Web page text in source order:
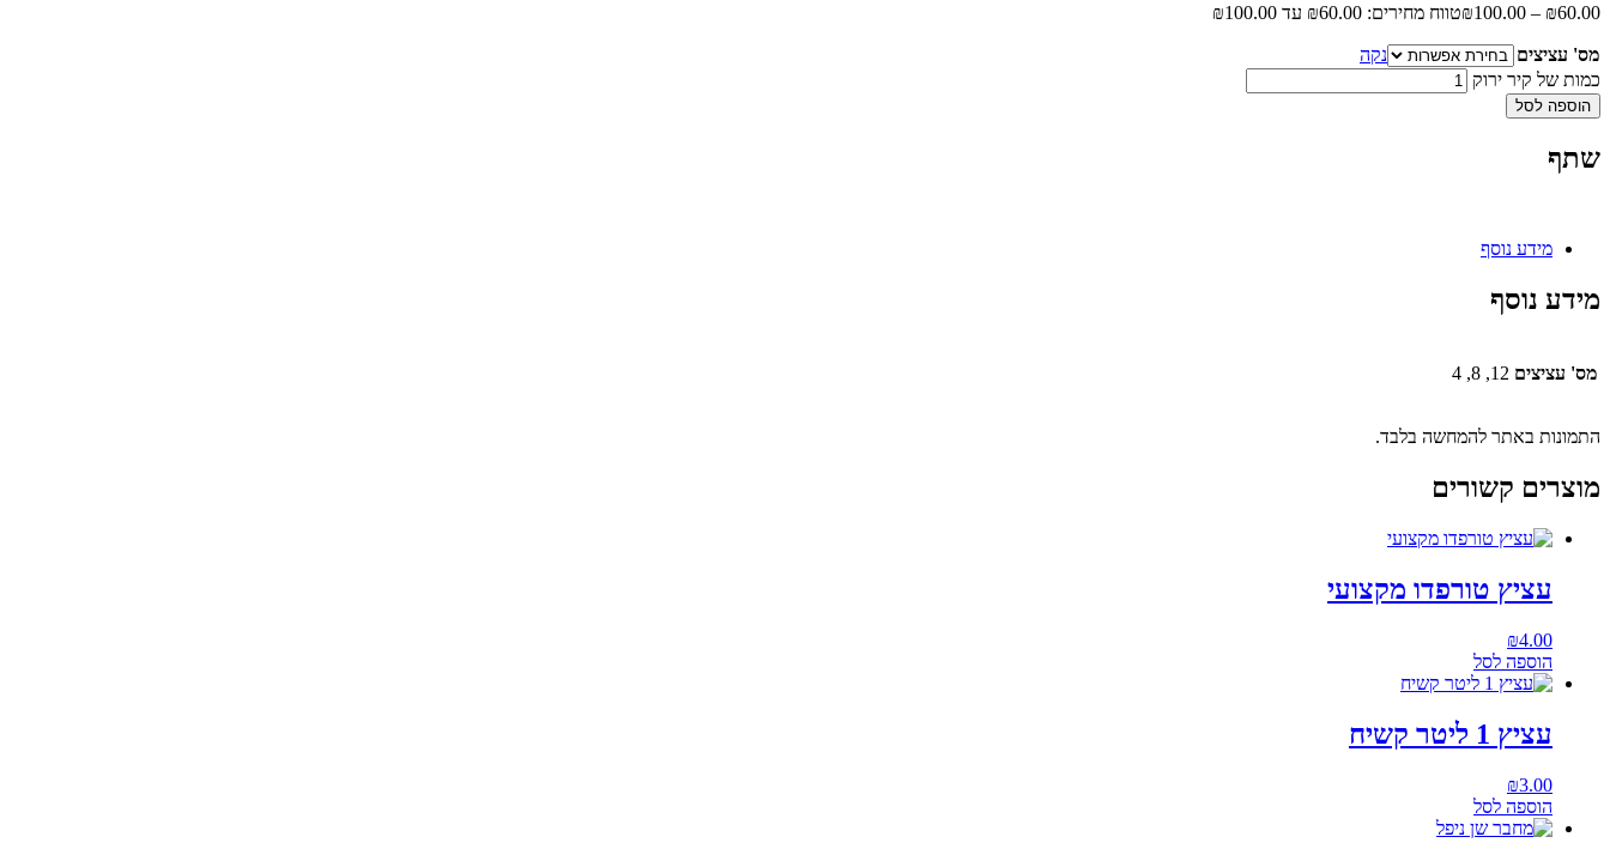
₪60.00
–
₪100.00 טווח מחירים: ⁦₪60.00⁩ עד ⁦₪100.00⁩
מס' עציצים
נקה
כמות של קיר ירוק
הוספה לסל
שתף
מידע נוסף
מידע נוסף
מס' עציצים 12, 8, 4
התמונות באתר להמחשה בלבד.
מוצרים קשורים
עציץ טורפדו מקצועי
₪4.00
הוספה לסל
עציץ 1 ליטר קשיח
₪3.00
הוספה לסל